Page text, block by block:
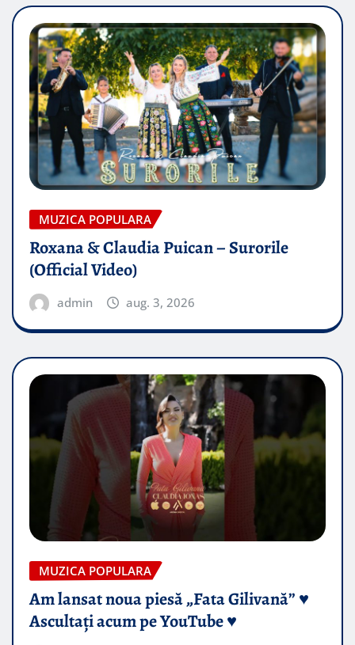
MUZICA POPULARA
Roxana & Claudia Puican – Surorile
(Official Video)
admin aug. 3, 2026
MUZICA POPULARA
Am lansat noua piesă „Fata Gilivană” ♥️
Ascultați acum pe YouTube ♥️